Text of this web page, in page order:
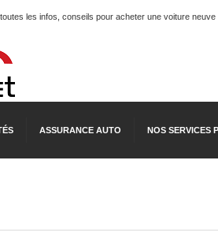
les infos, conseils pour acheter une voiture
ASSURANCE AUTO NOS SERVICES